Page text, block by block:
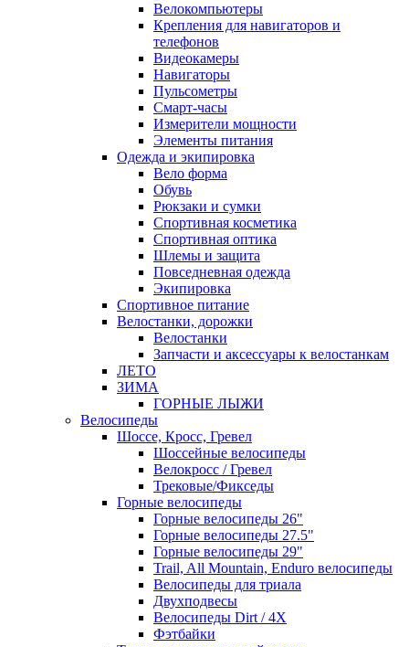
Велокомпьютеры
Крепления для навигаторов и
телефонов
Видеокамеры
Навигаторы
Пульсометры
Смарт-часы
Измерители мощности
Элементы питания
Одежда и экипировка
Вело форма
Обувь
Рюкзаки и сумки
Спортивная косметика
Спортивная оптика
Шлемы и защита
Повседневная одежда
Экипировка
Спортивное питание
Велостанки, дорожки
Велостанки
Запчасти и аксессуары к велостанкам
ЛЕТО
ЗИМА
ГОРНЫЕ ЛЫЖИ
Велосипеды
Шоссе, Кросс, Гревел
Шоссейные велосипеды
Велокросс / Гревел
Трековые/Фикседы
Горные велосипеды
Горные велосипеды 26"
Горные велосипеды 27.5"
Горные велосипеды 29"
Trail, All Mountain, Enduro велосипеды
Велосипеды для триала
Двухподвесы
Велосипеды Dirt / 4X
Фэтбайки